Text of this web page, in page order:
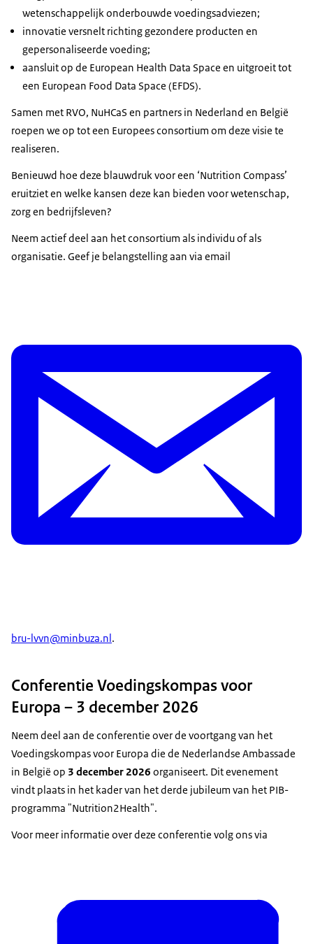
wetenschappelijk onderbouwde voedingsadviezen;
innovatie versnelt richting gezondere producten en
gepersonaliseerde voeding;
aansluit op de European Health Data Space en uitgroeit tot
een European Food Data Space (EFDS).
Samen met RVO, NuHCaS en partners in Nederland en België
roepen we op tot een Europees consortium om deze visie te
realiseren.
Benieuwd hoe deze blauwdruk voor een ‘Nutrition Compass’
eruitziet en welke kansen deze kan bieden voor wetenschap,
zorg en bedrijfsleven?
Neem actief deel aan het consortium als individu of als
organisatie. Geef je belangstelling aan via email
bru-lvvn@minbuza.nl .
Conferentie Voedingskompas voor
Europa – 3 december 2026
Neem deel aan de conferentie over de voortgang van het
Voedingskompas voor Europa die de Nederlandse Ambassade
in België op 3 december 2026 organiseert. Dit evenement
vindt plaats in het kader van het derde jubileum van het PIB-
programma "Nutrition2Health".
Voor meer informatie over deze conferentie volg ons via